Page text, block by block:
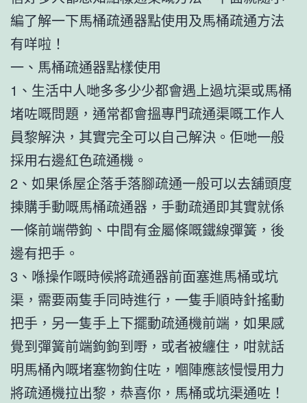
編了解一下馬桶疏通器點使用及馬桶疏通方法
有咩啦！
一、馬桶疏通器點樣使用
1、生活中人哋多多少少都會遇上過坑渠或馬桶
堵咗嘅問題，通常都會搵專門疏通渠嘅工作人
員黎解決，其實完全可以自己解決。佢哋一般
採用右邊紅色疏通機。
2、如果係屋企落手落腳疏通一般可以去舖頭度
揀購手動嘅馬桶疏通器，手動疏通即其實就係
一條前端帶鉤、中間有金屬條嘅鐵線彈簧，後
邊有把手。
3、喺操作嘅時候將疏通器前面塞進馬桶或坑
渠，需要兩隻手同時進行，一隻手順時針搖動
把手，另一隻手上下擺動疏通機前端，如果感
覺到彈簧前端鉤鉤到嘢，或者被纏住，咁就話
明馬桶內嘅堵塞物鉤住咗，嗰陣應該慢慢用力
將疏通機拉出黎，恭喜你，馬桶或坑渠通咗！